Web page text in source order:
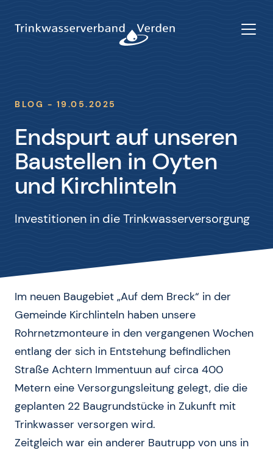
BLOG - 19.05.2025
Endspurt auf unseren
Baustellen in Oyten
und Kirchlinteln
Investitionen in die Trinkwasserversorgung
Im neuen Baugebiet „Auf dem Breck“ in der
Gemeinde Kirchlinteln haben unsere
Rohrnetzmonteure in den vergangenen Wochen
entlang der sich in Entstehung befindlichen
Straße Achtern Immentuun auf circa 400
Metern eine Versorgungsleitung gelegt, die die
geplanten 22 Baugrundstücke in Zukunft mit
Trinkwasser versorgen wird.
Zeitgleich war ein anderer Bautrupp von uns in